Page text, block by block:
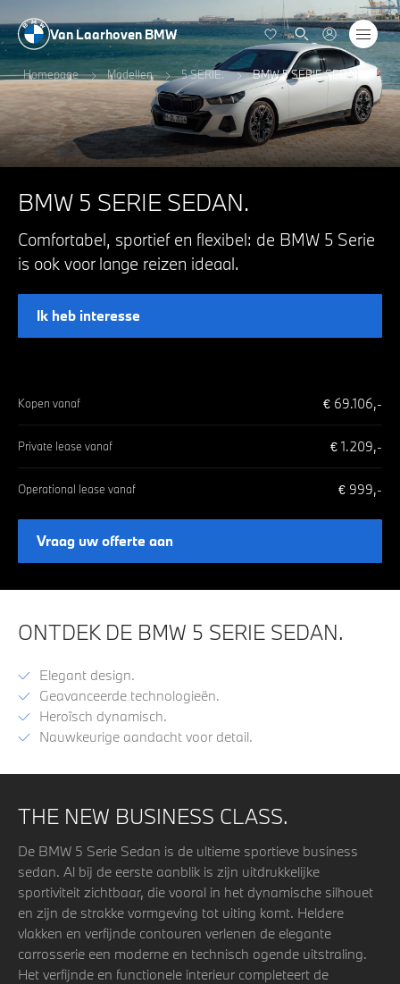
Van Laarhoven BMW
Homepage Modellen 5 SERIE. BMW 5 SERIE SEDAN.
BMW 5 SERIE SEDAN.
Comfortabel, sportief en flexibel: de BMW 5 Serie
is ook voor lange reizen ideaal.
Ik heb interesse
Kopen vanaf € 69.106,-
Private lease vanaf € 1.209,-
Operational lease vanaf € 999,-
Vraag uw offerte aan
ONTDEK DE BMW 5 SERIE SEDAN.
Elegant design.
Geavanceerde technologieën.
Heroïsch dynamisch.
Nauwkeurige aandacht voor detail.
THE NEW BUSINESS CLASS.
De BMW 5 Serie Sedan is de ultieme sportieve business
sedan. Al bij de eerste aanblik is zijn uitdrukkelijke
sportiviteit zichtbaar, die vooral in het dynamische silhouet
en zijn de strakke vormgeving tot uiting komt. Heldere
vlakken en verfijnde contouren verlenen de elegante
carrosserie een moderne en technisch ogende uitstraling.
Het verfijnde en functionele interieur completeert de